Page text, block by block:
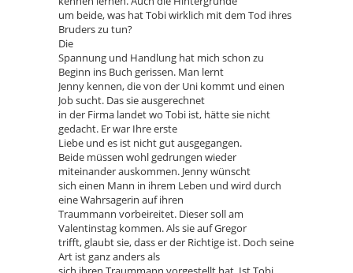
um beide, was hat Tobi wirklich mit dem Tod ihres
Bruders zu tun?
Die
Spannung und Handlung hat mich schon zu
Beginn ins Buch gerissen. Man lernt
Jenny kennen, die von der Uni kommt und einen
Job sucht. Das sie ausgerechnet
in der Firma landet wo Tobi ist, hätte sie nicht
gedacht. Er war Ihre erste
Liebe und es ist nicht gut ausgegangen.
Beide müssen wohl gedrungen wieder
miteinander auskommen. Jenny wünscht
sich einen Mann in ihrem Leben und wird durch
eine Wahrsagerin auf ihren
Traummann vorbeireitet. Dieser soll am
Valentinstag kommen. Als sie auf Gregor
trifft, glaubt sie, dass er der Richtige ist. Doch seine
Art ist ganz anders als